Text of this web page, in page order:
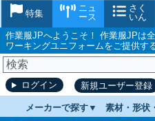
ウェ
チー
ム
ンス
ーキ
ング
さく
いん
ニュ
ース
特集
作業服JPへようこそ！ 作業服JPは
ワーキングユニフォームをご提供す
ログイン 新規ユーザー登録
メーカーで探す 素材・形状